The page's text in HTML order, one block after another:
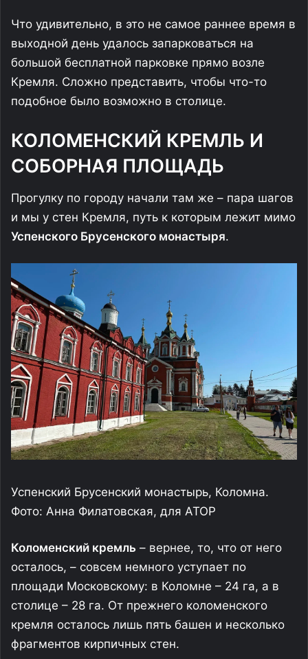
Что удивительно, в это не самое раннее время в
выходной день удалось запарковаться на
большой бесплатной парковке прямо возле
Кремля. Сложно представить, чтобы что-то
подобное было возможно в столице.
КОЛОМЕНСКИЙ КРЕМЛЬ И
СОБОРНАЯ ПЛОЩАДЬ
Прогулку по городу начали там же – пара шагов
и мы у стен Кремля, путь к которым лежит мимо
Успенского Брусенского монастыря.
Успенский Брусенский монастырь, Коломна.
Фото: Анна Филатовская, для АТОР
Коломенский кремль – вернее, то, что от него
осталось, – совсем немного уступает по
площади Московскому: в Коломне – 24 га, а в
столице – 28 га. От прежнего коломенского
кремля осталось лишь пять башен и несколько
фрагментов кирпичных стен.